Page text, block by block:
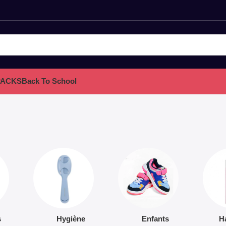
Back To School
Hygiène Enfants